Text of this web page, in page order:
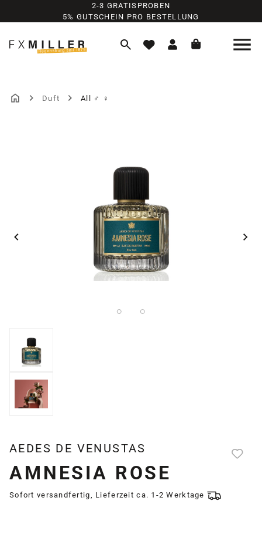
Zum Hauptinhalt springen
2-3 GRATISPROBEN
5% GUTSCHEIN PRO BESTELLUNG
Duft All ♂ ♀
AEDES DE VENUSTAS
AMNESIA ROSE
Sofort versandfertig, Lieferzeit ca. 1-2 Werktage